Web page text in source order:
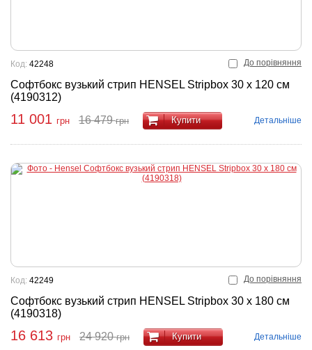
До порівняння
Софтбокс вузький стрип HENSEL Stripbox 30 x 120 см
(4190312)
Код: 42248
11 001 грн 16 479грн Купити Детальніше
До порівняння
Софтбокс вузький стрип HENSEL Stripbox 30 x 180 см
(4190318)
Код: 42249
16 613 грн 24 920грн Купити Детальніше